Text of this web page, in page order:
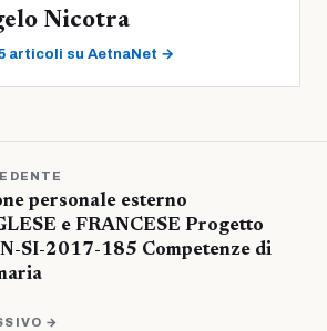
Nicotra
articoli su AetnaNet →
personale esterno
e FRANCESE Progetto
SI-2017-185 Competenze di
→